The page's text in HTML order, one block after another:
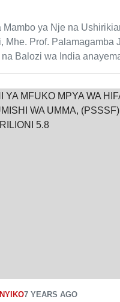
Mambo ya Nje na
Mhe. Prof. Palamagamba
Balozi wa India
7 YEARS AGO